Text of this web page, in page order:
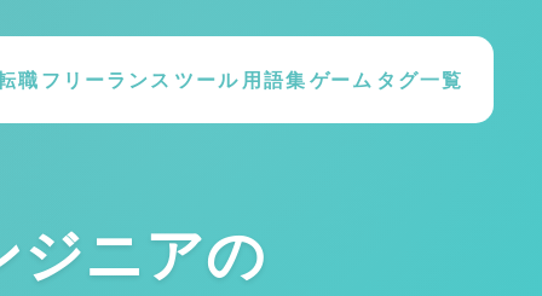
職フリーランス ツール用語集ゲーム タグ一覧
ジニアの